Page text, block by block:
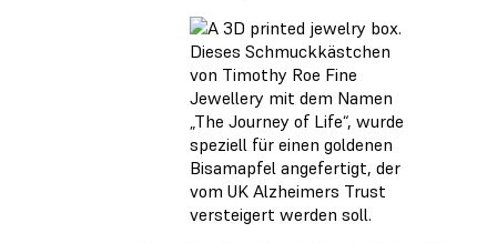
Dieses Schmuckkästchen
von Timothy Roe Fine
Jewellery mit dem Namen
„The Journey of Life“, wurde
speziell für einen goldenen
Bisamapfel angefertigt, der
vom UK Alzheimers Trust
versteigert werden soll.